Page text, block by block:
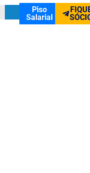
Piso
Salarial